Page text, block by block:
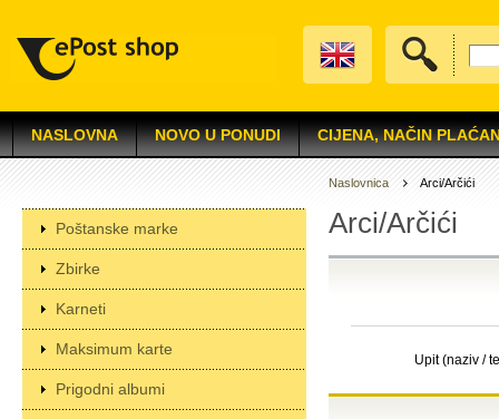
NASLOVNA NOVO U PONUDI CIJENA, NAČIN
Poštanske marke
Zbirke
Karneti
Maksimum karte
Prigodni albumi
Naslovnica Arci/Arčići
Arci/Arčići
Upit (naziv /